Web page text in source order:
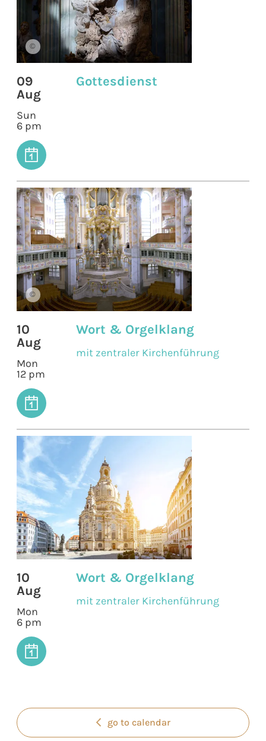
©
09
Aug
Sun
6 pm
Gottesdienst
©
10
Aug
Mon
12 pm
Wort & Orgelklang
mit zentraler Kirchenführung
10
Aug
Mon
6 pm
Wort & Orgelklang
mit zentraler Kirchenführung
go to calendar